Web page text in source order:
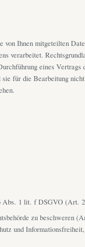
von Ihnen mitgeteilten
verarbeitet.
eines Vertrags
für die Bearbeitung
Abs. 1 lit. f DSGVO (Art.
zu beschweren
und